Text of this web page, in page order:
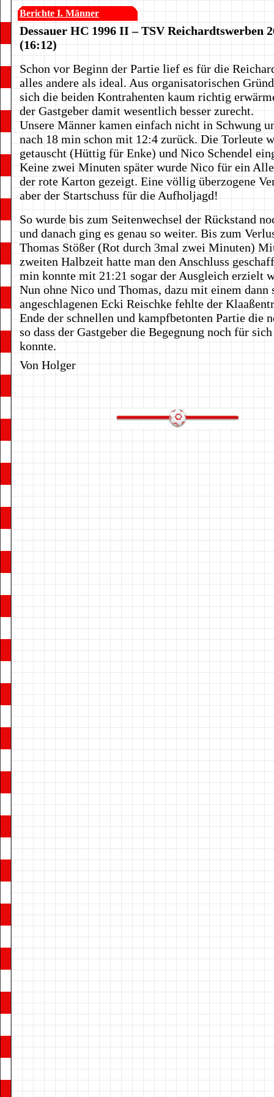
Berichte I. Männer
Dessauer HC 1996 II – TSV Reichardtswerben
(16:12)
Schon vor Beginn der Partie lief es für die
alles andere als ideal. Aus organisatorischen
sich die beiden Kontrahenten kaum richtig
der Gastgeber damit wesentlich besser zurecht.
Unsere Männer kamen einfach nicht in Schwung
nach 18 min schon mit 12:4 zurück. Die Torleute
getauscht (Hüttig für Enke) und Nico Schendel
Keine zwei Minuten später wurde Nico für ein
der rote Karton gezeigt. Eine völlig überzogene
aber der Startschuss für die Aufholjagd!
So wurde bis zum Seitenwechsel der Rückstand
und danach ging es genau so weiter. Bis zum
Thomas Stößer (Rot durch 3mal zwei Minuten)
zweiten Halbzeit hatte man den Anschluss
min konnte mit 21:21 sogar der Ausgleich erzielt
Nun ohne Nico und Thomas, dazu mit einem dann
angeschlagenen Ecki Reischke fehlte der
Ende der schnellen und kampfbetonten Partie die
so dass der Gastgeber die Begegnung noch für
konnte.
Von Holger